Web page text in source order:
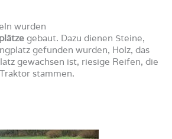
wurden
gebaut. Dazu dienen Steine,
gefunden wurden, Holz, das
gewachsen ist, riesige Reifen, die
stammen.